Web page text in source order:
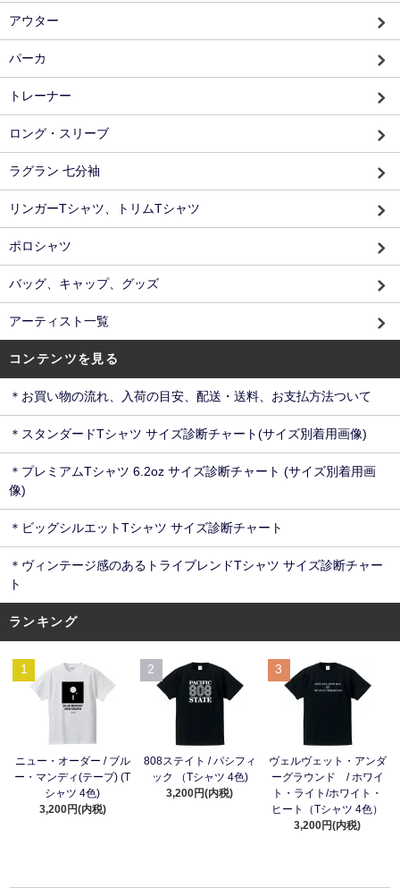
アウター
パーカ
トレーナー
ロング・スリーブ
ラグラン 七分袖
リンガーTシャツ、トリムTシャツ
ポロシャツ
バッグ、キャップ、グッズ
アーティスト一覧
コンテンツを見る
＊お買い物の流れ、入荷の目安、配送・送料、お支払方法ついて
＊スタンダードTシャツ サイズ診断チャート(サイズ別着用画像)
＊プレミアムTシャツ 6.2oz サイズ診断チャート (サイズ別着用画
像)
＊ビッグシルエットTシャツ サイズ診断チャート
＊ヴィンテージ感のあるトライブレンドTシャツ サイズ診断チャー
ト
ランキング
1
ニュー・オーダー / ブル
ー・マンディ(テープ) (T
シャツ 4色)
3,200円(内税)
2
808ステイト / パシフィ
ック （Tシャツ 4色)
3,200円(内税)
3
ヴェルヴェット・アンダ
ーグラウンド / ホワイ
ト・ライト/ホワイト・
ヒート（Tシャツ 4色）
3,200円(内税)